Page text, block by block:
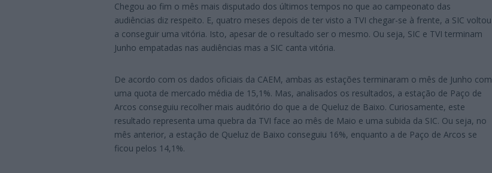
Chegou ao fim o mês mais disputado dos últimos tempos no que ao campeonato das
audiências diz respeito. E, quatro meses depois de ter visto a TVI chegar-se à frente, a SIC voltou
a conseguir uma vitória. Isto, apesar de o resultado ser o mesmo. Ou seja, SIC e TVI terminam
Junho empatadas nas audiências mas a SIC canta vitória.
De acordo com os dados oficiais da CAEM, ambas as estações terminaram o mês de Junho com
uma quota de mercado média de 15,1%. Mas, analisados os resultados, a estação de Paço de
Arcos conseguiu recolher mais auditório do que a de Queluz de Baixo. Curiosamente, este
resultado representa uma quebra da TVI face ao mês de Maio e uma subida da SIC. Ou seja, no
mês anterior, a estação de Queluz de Baixo conseguiu 16%, enquanto a de Paço de Arcos se
ficou pelos 14,1%.